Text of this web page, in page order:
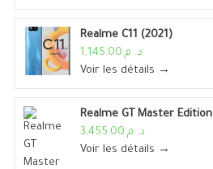
Realme C11 (2021)
د. م.1,145.00
Voir les détails →
Realme GT Master Edition
د. م.3,455.00
Voir les détails →